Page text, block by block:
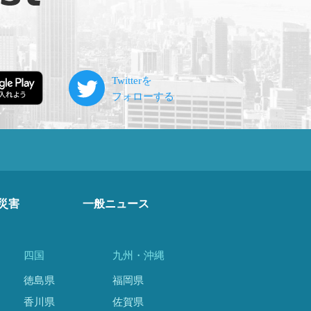
害 一般ニュース
四国
徳島県
香川県
九州・沖縄
福岡県
佐賀県